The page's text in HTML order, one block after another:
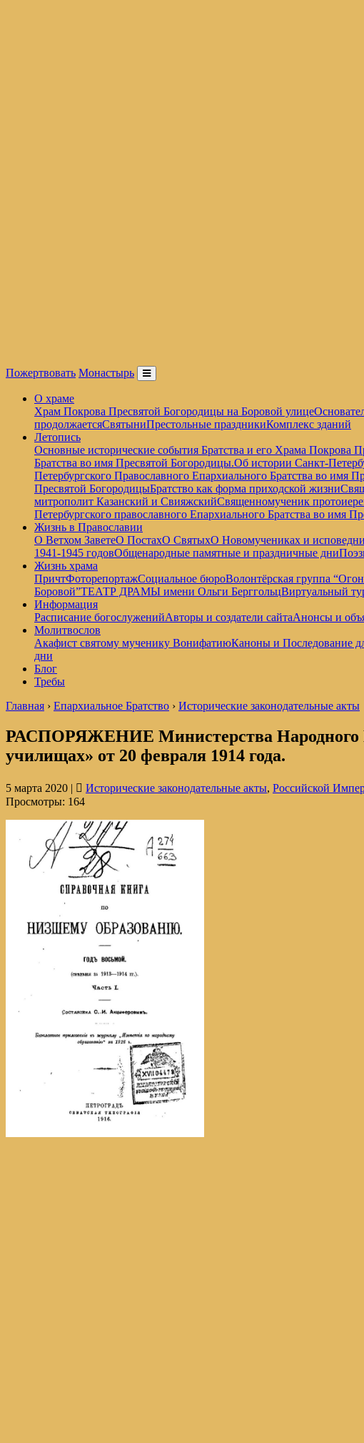
Пожертвовать Монастырь
О храме
Храм Покрова Пресвятой Богородицы на Боровой улице
продолжаетсяСвятыниПрестольные праздникиКомплекс зданий
Летопись
Основные исторические события Братства и его Храма Покрова
Братства во имя Пресвятой Богородицы.Об истории Санкт-
Петербургского Православного Епархиального Братства во имя
Пресвятой БогородицыБратство как форма приходской жизни
митрополит Казанский и СвияжскийСвященномученик
Петербургского православного Епархиального Братства во имя
Жизнь в Православии
О Ветхом ЗаветеО ПостахО СвятыхО Новомучениках и
1941-1945 годовОбщенародные памятные и праздничные дни
Жизнь храма
ПричтФоторепортажСоциальное бюроВолонтёрская группа
Боровой”ТЕАТР ДРАМЫ имени Ольги БерггольцВиртуальный
Информация
Расписание богослуженийАвторы и создатели сайтаАнонсы и
Молитвослов
Акафист святому мученику ВонифатиюКаноны и Последование
дни
Блог
Требы
Главная › Епархиальное Братство › Исторические законодательные акты
РАСПОРЯЖЕНИЕ Министерства Народного
училищах» от 20 февраля 1914 года.
5 марта 2020 | Исторические законодательные акты, Российской
Просмотры: 164